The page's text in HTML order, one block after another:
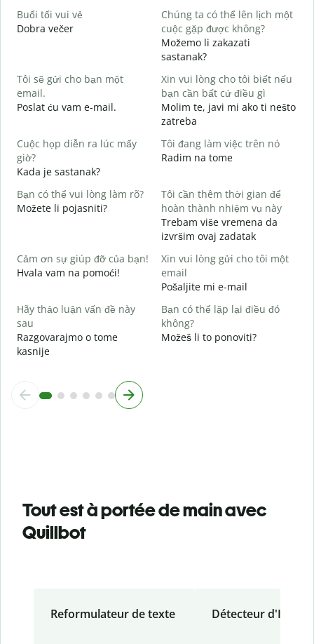
Buổi tối vui vẻ
Dobra večer
Chúng ta có thể lên lịch một
cuộc gặp được không?
Možemo li zakazati
sastanak?
Tôi sẽ gửi cho bạn một
email.
Poslat ću vam e-mail.
Xin vui lòng cho tôi biết nếu
bạn cần bất cứ điều gì
Molim te, javi mi ako ti nešto
zatreba
Cuộc họp diễn ra lúc mấy
giờ?
Kada je sastanak?
Tôi đang làm việc trên nó
Radim na tome
Bạn có thể vui lòng làm rõ?
Možete li pojasniti?
Tôi cần thêm thời gian để
hoàn thành nhiệm vụ này
Trebam više vremena da
izvršim ovaj zadatak
Cảm ơn sự giúp đỡ của bạn!
Hvala vam na pomoći!
Xin vui lòng gửi cho tôi một
email
Pošaljite mi e-mail
Hãy thảo luận vấn đề này
sau
Razgovarajmo o tome
kasnije
Bạn có thể lặp lại điều đó
không?
Možeš li to ponoviti?
Tout est à portée de main avec
Quillbot
Reformulateur de texte Détecteur d'IA